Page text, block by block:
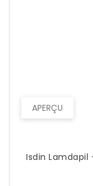
APERÇU
Isdin